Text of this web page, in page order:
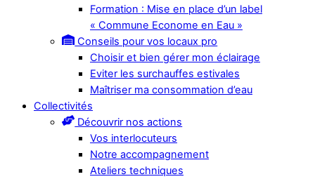
Formation : Mise en place d’un label
« Commune Econome en Eau »
Conseils pour vos locaux pro
Choisir et bien gérer mon éclairage
Eviter les surchauffes estivales
Maîtriser ma consommation d’eau
Collectivités
Découvrir nos actions
Vos interlocuteurs
Notre accompagnement
Ateliers techniques